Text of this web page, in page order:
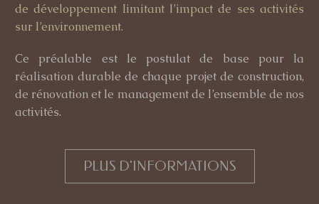
de développement limitant l’impact de ses activités
sur l’environnement.
Ce préalable est le postulat de base pour la
réalisation durable de chaque projet de construction,
de rénovation et le management de l’ensemble de nos
activités.
PLUS D'INFORMATIONS